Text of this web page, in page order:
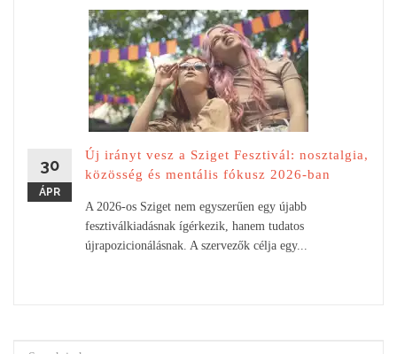
30
ÁPR
Új irányt vesz a Sziget Fesztivál: nosztalgia,
közösség és mentális fókusz 2026-ban
A 2026-os Sziget nem egyszerűen egy újabb
fesztiválkiadásnak ígérkezik, hanem tudatos
újrapozicionálásnak. A szervezők célja egy...